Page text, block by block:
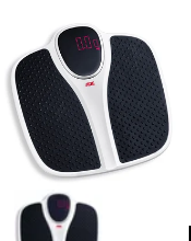
Ofertas
Outlet
Medicina
tradicional
chinesa
Mobiliário
clínico
Gabinetes
terapêuticos
Novidades
Ofertas
Material
médico
sanitário
Medicina
tradicional
chinesa